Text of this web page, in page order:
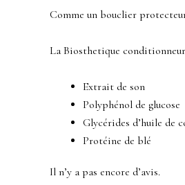
Comme un bouclier
La Biosthetique
Extrait de son
Polyphénol de glucose
Glycérides d’huile de
Protéine de blé
Il n’y a pas encore d’avis.